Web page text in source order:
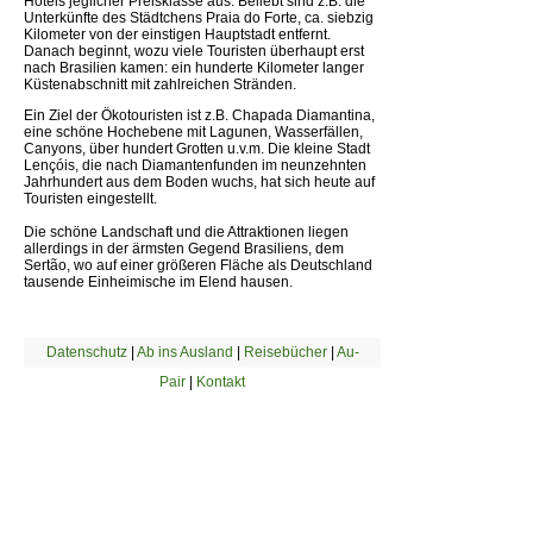
Unterkünfte des Städtchens Praia do Forte, ca. siebzig
Kilometer von der einstigen Hauptstadt entfernt.
Danach beginnt, wozu viele Touristen überhaupt erst
nach Brasilien kamen: ein hunderte Kilometer langer
Küstenabschnitt mit zahlreichen Stränden.
Ein Ziel der Ökotouristen ist z.B. Chapada Diamantina,
eine schöne Hochebene mit Lagunen, Wasserfällen,
Canyons, über hundert Grotten u.v.m. Die kleine Stadt
Lençóis, die nach Diamantenfunden im neunzehnten
Jahrhundert aus dem Boden wuchs, hat sich heute auf
Touristen eingestellt.
Die schöne Landschaft und die Attraktionen liegen
allerdings in der ärmsten Gegend Brasiliens, dem
Sertão, wo auf einer größeren Fläche als Deutschland
tausende Einheimische im Elend hausen.
Datenschutz| Ab ins Ausland | Reisebücher| Au-
Pair | Kontakt